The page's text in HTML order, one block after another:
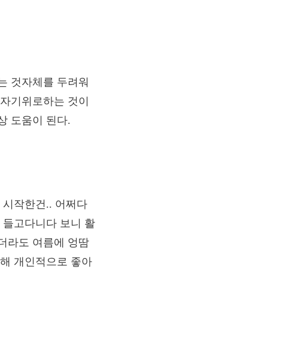
것자체를 두려워
기위로하는 것이
도움이 된다.
작한건.. 어쩌다
고다니다 보니 활
라도 여름에 엉땀
개인적으로 좋아